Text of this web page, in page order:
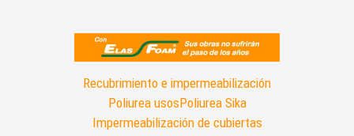
Recubrimiento e impermeabilización
Poliurea usosPoliurea Sika
Impermeabilización de cubiertas